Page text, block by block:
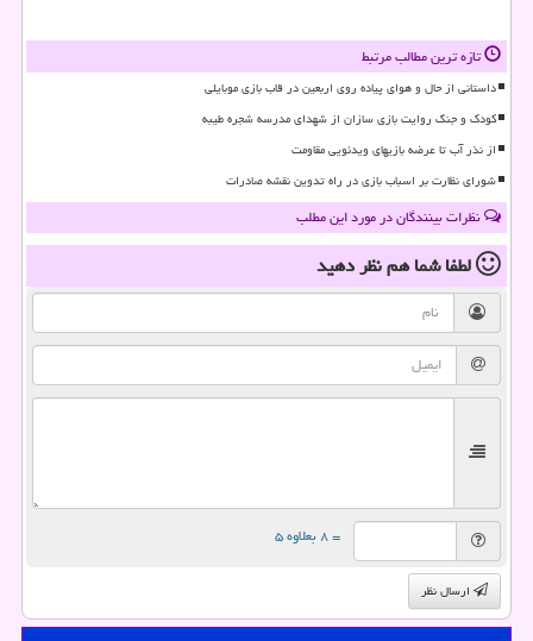
تازه ترین مطالب مرتبط
داستانی از حال و هوای پیاده روی اربعین در قاب بازی موبایلی
کودک و جنگ روایت بازی سازان از شهدای مدرسه شجره طیبه
از نذر آب تا عرضه بازیهای ویدئویی مقاومت
شورای نظارت بر اسباب بازی در راه تدوین نقشه صادرات
نظرات بینندگان در مورد این مطلب
لطفا شما همنظر دهید
= ۸ بعلاوه ۵
ارسال نظر